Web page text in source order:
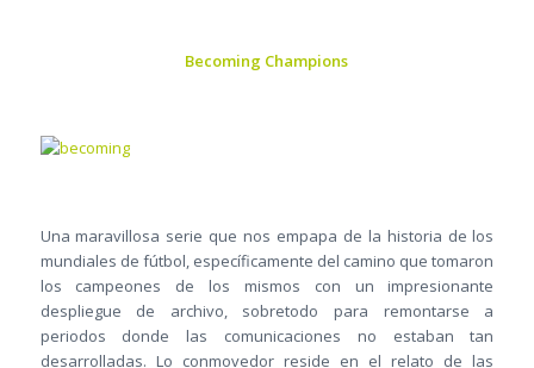
Becoming Champions
Una maravillosa serie que nos empapa de la historia de los
mundiales de fútbol, específicamente del camino que tomaron
los campeones de los mismos con un impresionante
despliegue de archivo, sobretodo para remontarse a
periodos donde las comunicaciones no estaban tan
desarrolladas. Lo conmovedor reside en el relato de las